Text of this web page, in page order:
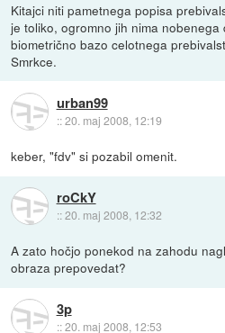
Kitajci niti pametnega popisa
je toliko, ogromno jih nima
biometrično bazo celotnega
Smrkce.
urban99
::20. maj 2008, 12:19
keber, "fdv" si pozabil omenit.
roCkY
::20. maj 2008, 12:32
A zato hočjo ponekod na zahodu
obraza prepovedat?
3p
::20. maj 2008, 12:53